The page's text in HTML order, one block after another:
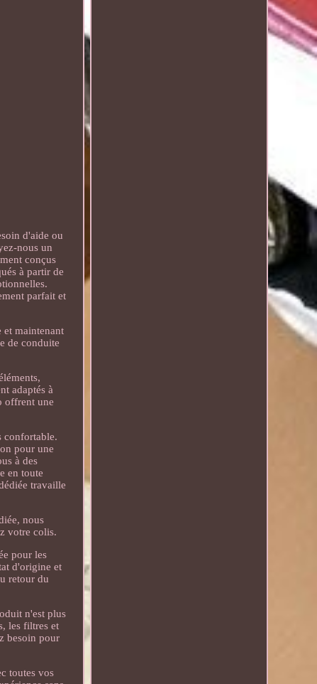
d'aide ou
nous un
conçus
à partir de
parfait et
et maintenant
de conduite
adaptés à
offrent une
confortable.
pour une
à des
en toute
travaille
nous
votre colis.
pour les
d'origine et
retour du
n'est plus
les filtres et
besoin pour
toutes vos